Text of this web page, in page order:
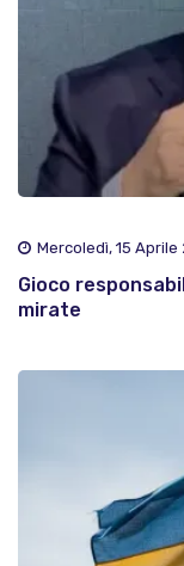
Mercoledì, 15 Aprile
Gioco
mirate